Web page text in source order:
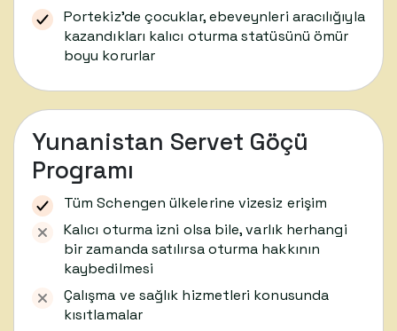
Portekiz’de çocuklar, ebeveynleri aracılığıyla
kazandıkları kalıcı oturma statüsünü ömür
boyu korurlar
Yunanistan Servet Göçü
Programı
Tüm Schengen ülkelerine vizesiz erişim
Kalıcı oturma izni olsa bile, varlık herhangi
bir zamanda satılırsa oturma hakkının
kaybedilmesi
Çalışma ve sağlık hizmetleri konusunda
kısıtlamalar